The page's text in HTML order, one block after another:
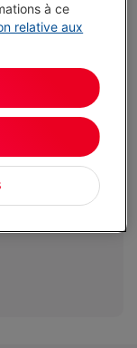
à ce
relative aux